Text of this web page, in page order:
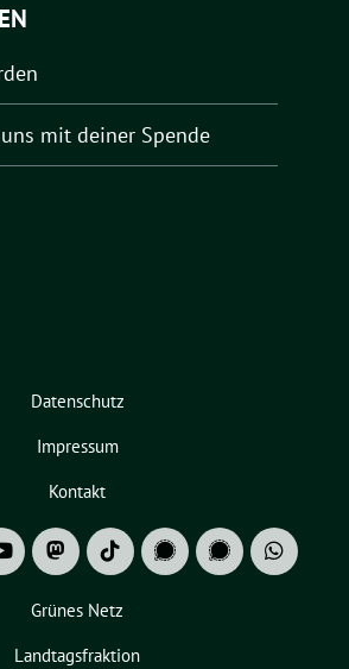
mit deiner Spende
Datenschutz
Impressum
Kontakt
Grünes Netz
Landtagsfraktion